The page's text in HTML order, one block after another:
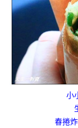
小
春捲